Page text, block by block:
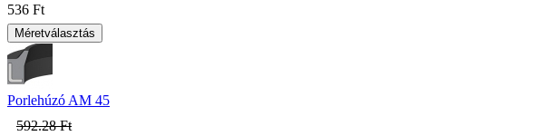
536 Ft
Porlehúzó AM 45
592.28 Ft